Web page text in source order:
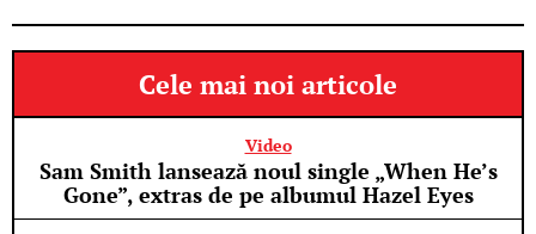
Cele mai noi articole
Sam Smith lansează noul single „When He’s
Gone”, extras de pe albumul Hazel Eyes
Video